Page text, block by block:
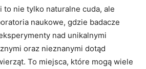
nie tylko naturalne cuda, ale
naukowe, gdzie badacze
nad unikalnymi
oraz nieznanymi dotąd
To miejsca, które mogą wiele